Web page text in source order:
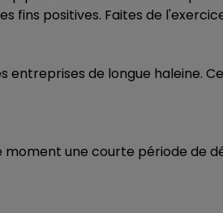
positives. Faites de
entreprises de longue haleine.
une courte période de